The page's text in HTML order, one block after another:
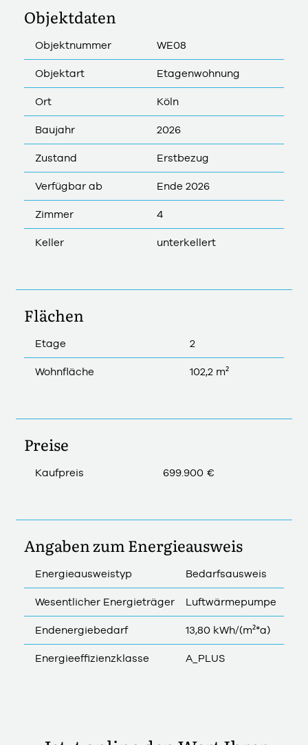
Objektdaten
Objektnummer WE08
Objektart Etagenwohnung
Ort Köln
Baujahr 2026
Zustand Erstbezug
Verfügbar ab Ende 2026
Zimmer 4
Keller unterkellert
Flächen
Etage 2
Wohnfläche 102,2 m²
Preise
Kaufpreis 699.900 €
Angaben zum Energieausweis
Energieausweistyp Bedarfsausweis
Wesentlicher Energieträger Luftwärmepumpe
Endenergiebedarf 13,80 kWh/(m²*a)
Energieeffizienzklasse A_PLUS